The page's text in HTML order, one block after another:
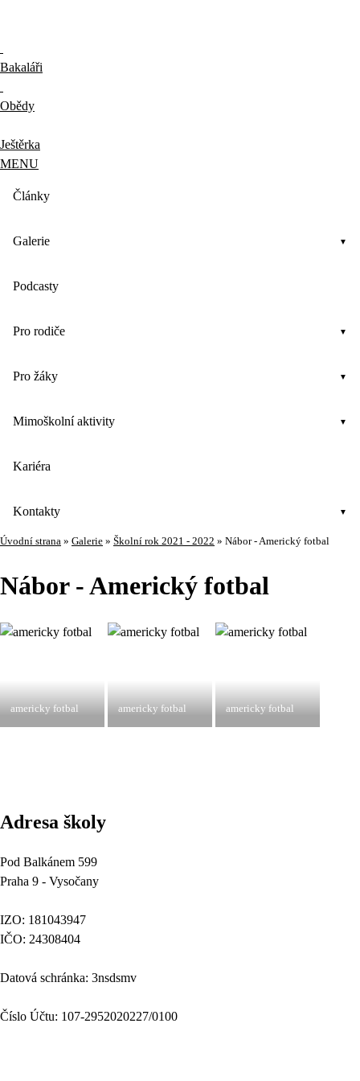
Bakaláři
Obědy
Ještěrka
MENU
Články
Galerie
Podcasty
Pro rodiče
Pro žáky
Mimoškolní aktivity
Kariéra
Kontakty
Úvodní strana » Galerie » Školní rok 2021 - 2022 » Nábor - Americký fotbal
Nábor - Americký fotbal
americky fotbal americky fotbal americky fotbal
Adresa školy
Pod Balkánem 599
Praha 9 - Vysočany
IZO: 181043947
IČO: 24308404
Datová schránka: 3nsdsmv
Číslo Účtu: 107-2952020227/0100